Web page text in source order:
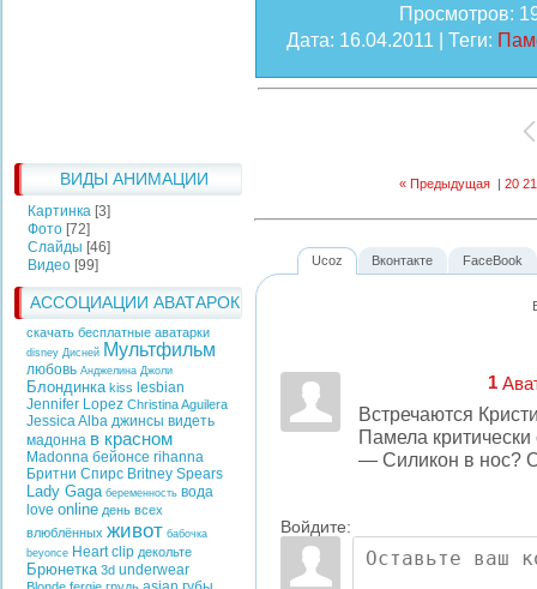
ВИДЫ АНИМАЦИИ
Картинка [3]
Фото [72]
Слайды [46]
Видео [99]
АССОЦИАЦИИ АВАТАРОК
скачать бесплатные аватарки
disney Дисней Мультфильм
любовь Анджелина Джоли
Блондинка kiss lesbian
Jennifer Lopez Christina Aguilera
Jessica Alba джинсы видеть
мадонна в красном
Madonna бейонсе rihanna
Бритни Спирс Britney Spears
Lady Gaga беременность вода
love online день всех
влюблённых живот бабочка
beyonce Heart clip декольте
Брюнетка 3d underwear
Просмотров:
Дата: 16.04.2011 | Теги:
« Предыдущая | 20 21
Ucoz
1
Встречаются
Памела
— Силикон в нос?
Войдите:
Вконтакте FaceBook